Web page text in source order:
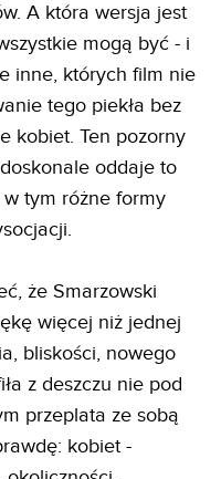
A która wersja jest
mogą być - i
inne, których film nie
tego piekła bez
kobiet. Ten pozorny
oddaje to
tym różne formy
że Smarzowski
więcej niż jednej
bliskości, nowego
z deszczu nie pod
przeplata ze sobą
kobiet -